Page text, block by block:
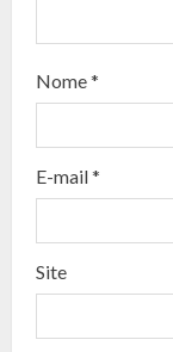
a
d
n
g
Nome*
E-mail*
Site